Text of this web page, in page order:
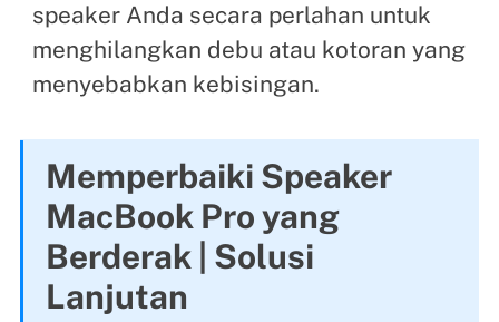
speaker Anda secara perlahan untuk
menghilangkan debu atau kotoran yang
menyebabkan kebisingan.
Memperbaiki Speaker
MacBook Pro yang
Berderak | Solusi
Lanjutan